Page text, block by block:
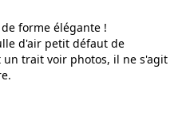
forme élégante !
d'air petit défaut de
trait voir photos, il ne s'agit